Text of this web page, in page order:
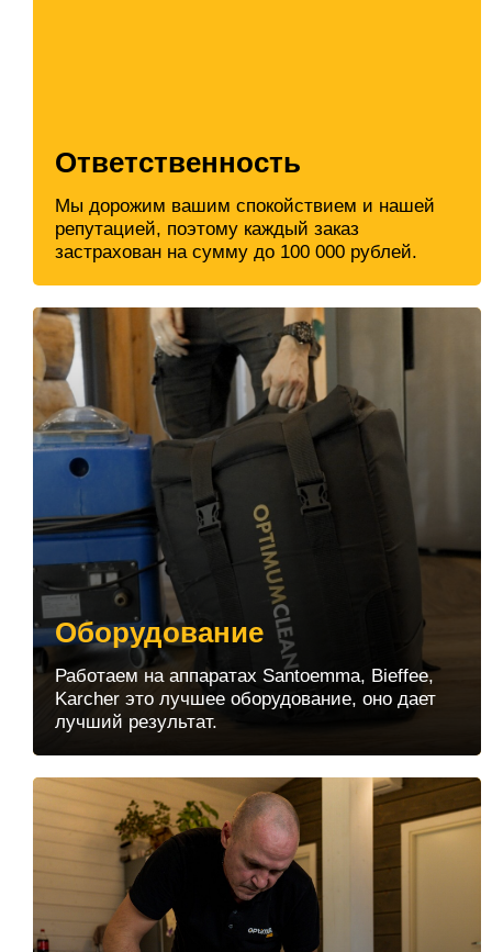
Ответственность
Мы дорожим вашим спокойствием и нашей
репутацией, поэтому каждый заказ
застрахован на сумму до 100 000 рублей.
Оборудование
Работаем на аппаратах Santoemma, Bieffee,
Karcher это лучшее оборудование, оно дает
лучший результат.